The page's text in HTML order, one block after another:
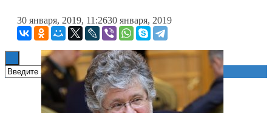
Книги
30 января, 2019, 11:2630 января, 2019